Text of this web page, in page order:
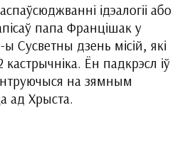
ідэалогіі або
папа Францішак у
ы Сусветны дзень місій, які
Ён падкрэсл іў
на зямным
ад Хрыста.